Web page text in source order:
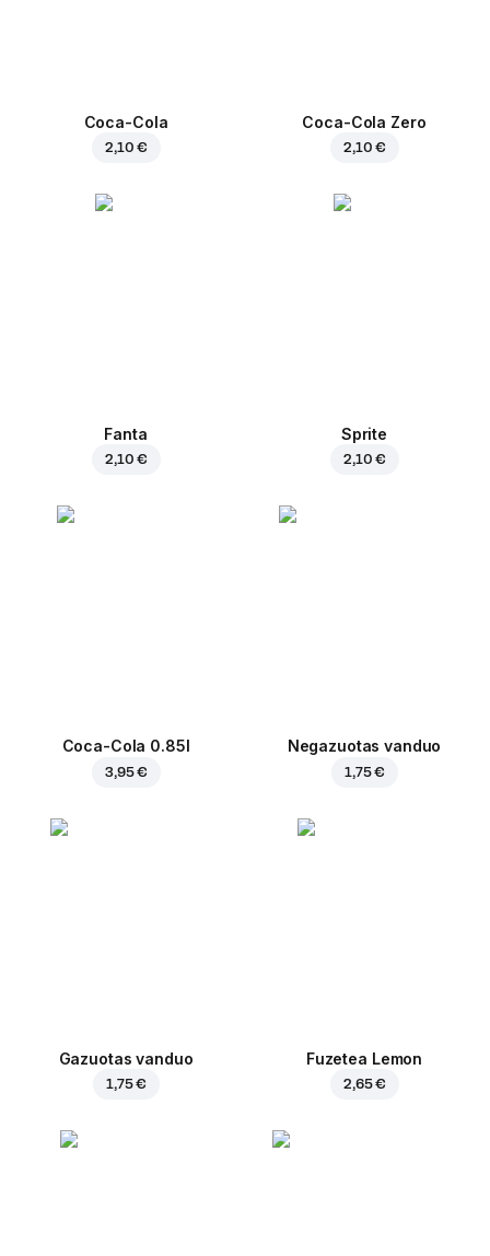
Coca-Cola
2,10 €
Coca-Cola Zero
2,10 €
Fanta
2,10 €
Sprite
2,10 €
Coca-Cola 0.85l
3,95 €
Negazuotas vanduo
1,75 €
Gazuotas vanduo
1,75 €
Fuzetea Lemon
2,65 €